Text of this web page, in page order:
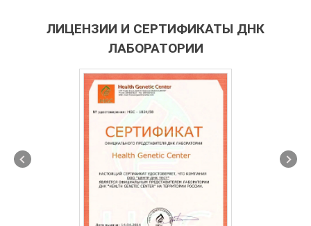
ЛИЦЕНЗИИ И СЕРТИФИКАТЫ ДНК
ЛАБОРАТОРИИ